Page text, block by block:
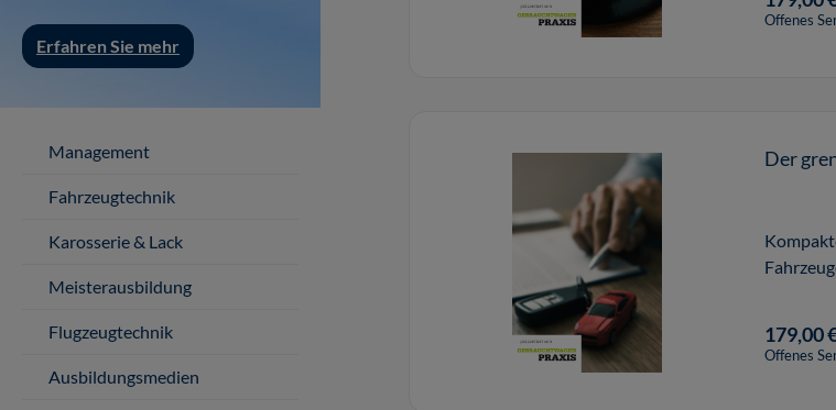
Erfahren Sie mehr
Management
Fahrzeugtechnik
Karosserie & Lack
Meisterausbildung
Flugzeugtechnik
Ausbildungsmedien
Offenes
Der
179,00
Offenes